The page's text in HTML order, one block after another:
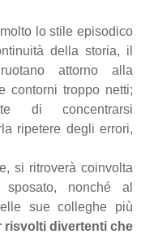
lo stile episodico
della storia, il
attorno alla
contorni troppo netti;
di concentrarsi
ripetere degli errori,
si ritroverà coinvolta
nonché al
sue colleghe più
risvolti divertenti che